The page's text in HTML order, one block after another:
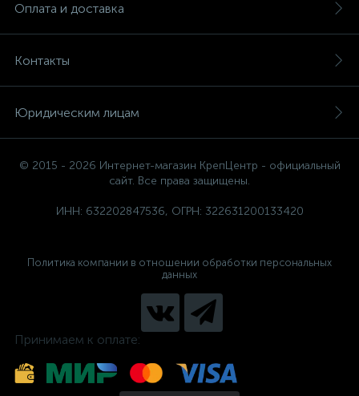
Оплата и доставка
Контакты
Юридическим лицам
© 2015 - 2026 Интернет-магазин КрепЦентр - официальный
сайт. Все права защищены.
ИНН: 632202847536, ОГРН: 322631200133420
Политика компании в отношении обработки персональных
данных
Принимаем к оплате: